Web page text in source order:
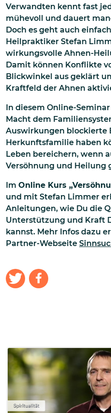
Verwandten kennt fast
mühevoll und dauert
Doch es geht auch
Heilpraktiker Stefan
wirkungsvolle Ahnen-
Damit können Konflikte
Blickwinkel aus geklärt
Kraftfeld der Ahnen
In diesem Online-
Macht dem
Auswirkungen blockierte
Herkunftsfamilie haben
Leben bereichern, wenn
Versöhnung und Heilung
Im Online Kurs
und mit Stefan Limmer
Anleitungen, wie Du die
Unterstützung und Kraft
kannst. Mehr Infos dazu
Partner-Webseite